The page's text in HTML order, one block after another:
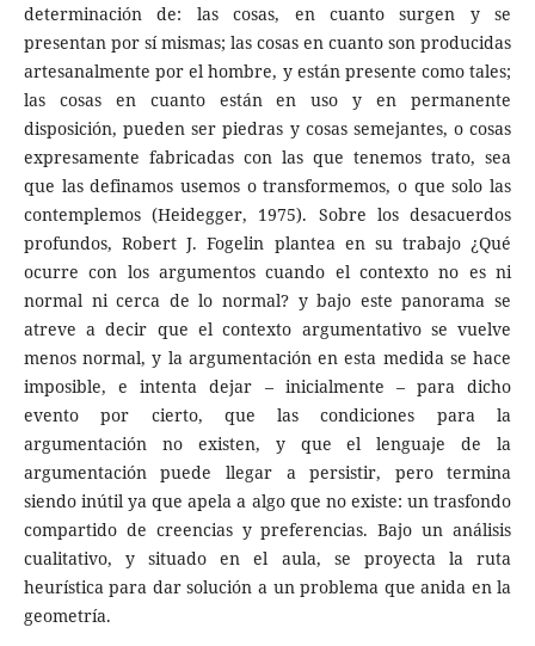
determinación de: las cosas, en cuanto surgen y se
presentan por sí mismas; las cosas en cuanto son producidas
artesanalmente por el hombre, y están presente como tales;
las cosas en cuanto están en uso y en permanente
disposición, pueden ser piedras y cosas semejantes, o cosas
expresamente fabricadas con las que tenemos trato, sea
que las definamos usemos o transformemos, o que solo las
contemplemos (Heidegger, 1975). Sobre los desacuerdos
profundos, Robert J. Fogelin plantea en su trabajo ¿Qué
ocurre con los argumentos cuando el contexto no es ni
normal ni cerca de lo normal? y bajo este panorama se
atreve a decir que el contexto argumentativo se vuelve
menos normal, y la argumentación en esta medida se hace
imposible, e intenta dejar – inicialmente – para dicho
evento por cierto, que las condiciones para la
argumentación no existen, y que el lenguaje de la
argumentación puede llegar a persistir, pero termina
siendo inútil ya que apela a algo que no existe: un trasfondo
compartido de creencias y preferencias. Bajo un análisis
cualitativo, y situado en el aula, se proyecta la ruta
heurística para dar solución a un problema que anida en la
geometría.